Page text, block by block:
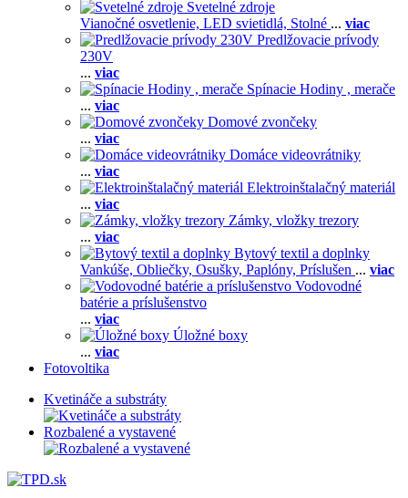
Svetelné zdroje
Vianočné osvetlenie, LED svietidlá, Stolné ... viac
Predlžovacie prívody
230V
... viac
Spínacie Hodiny , merače
... viac
Domové zvončeky
... viac
Domáce videovrátniky
... viac
Elektroinštalačný materiál
... viac
Zámky, vložky trezory
... viac
Bytový textil a doplnky
Vankúše, Obliečky, Osušky, Paplóny, Príslušen ... viac
Vodovodné
batérie a príslušenstvo
... viac
Úložné boxy
... viac
Fotovoltika
Kvetináče a substráty
Rozbalené a vystavené